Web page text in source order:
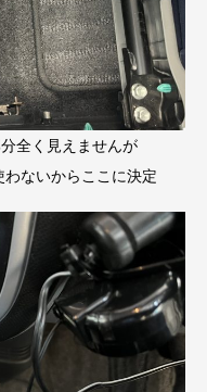
全く見えませんが
ないからここに決定